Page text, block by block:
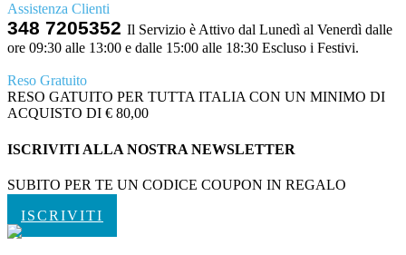
Assistenza Clienti
348 7205352 Il Servizio è Attivo dal Lunedì al Venerdì dalle
ore 09:30 alle 13:00 e dalle 15:00 alle 18:30 Escluso i Festivi.
Reso Gratuito
RESO GATUITO PER TUTTA ITALIA CON UN MINIMO DI
ACQUISTO DI € 80,00
ISCRIVITI ALLA NOSTRA NEWSLETTER
SUBITO PER TE UN CODICE COUPON IN REGALO
ISCRIVITI